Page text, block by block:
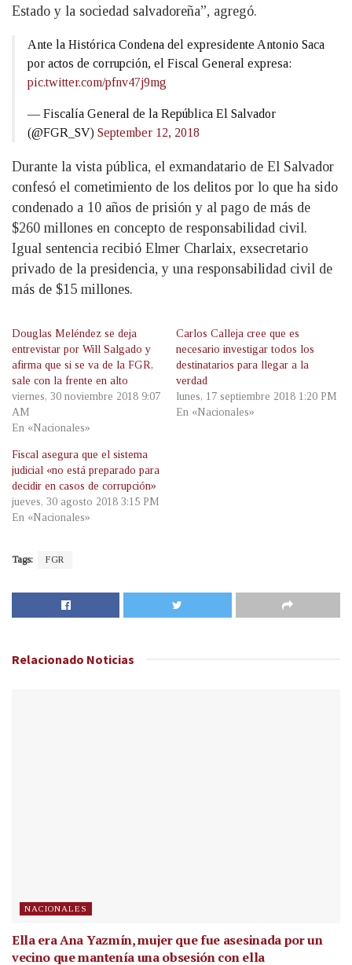
Estado y la sociedad salvadoreña”, agregó.
Ante la Histórica Condena del expresidente Antonio Saca
por actos de corrupción, el Fiscal General expresa:
pic.twitter.com/pfnv47j9mg
— Fiscalía General de la República El Salvador
(@FGR_SV) September 12, 2018
Durante la vista pública, el exmandatario de El Salvador
confesó el cometimiento de los delitos por lo que ha sido
condenado a 10 años de prisión y al pago de más de
$260 millones en concepto de responsabilidad civil.
Igual sentencia recibió Elmer Charlaix, exsecretario
privado de la presidencia, y una responsabilidad civil de
más de $15 millones.
Douglas Meléndez se deja
entrevistar por Will Salgado y
afirma que si se va de la FGR,
sale con la frente en alto
viernes, 30 noviembre 2018 9:07
AM
En «Nacionales»
Carlos Calleja cree que es
necesario investigar todos los
destinatarios para llegar a la
verdad
lunes, 17 septiembre 2018 1:20 PM
En «Nacionales»
Fiscal asegura que el sistema
judicial «no está preparado para
decidir en casos de corrupción»
jueves, 30 agosto 2018 3:15 PM
En «Nacionales»
Tags: FGR
Relacionado Noticias
NACIONALES
Ella era Ana Yazmín, mujer que fue asesinada por un
vecino que mantenía una obsesión con ella